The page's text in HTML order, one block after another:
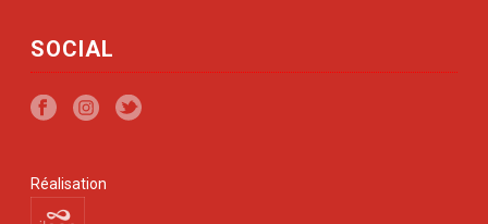
SOCIAL
Réalisation